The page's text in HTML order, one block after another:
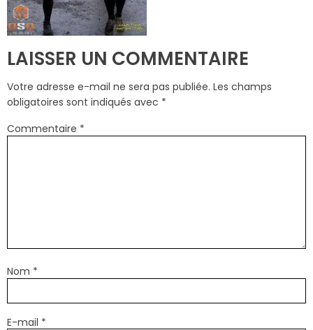
LAISSER UN COMMENTAIRE
Votre adresse e-mail ne sera pas publiée. Les champs
obligatoires sont indiqués avec *
Commentaire *
Nom *
E-mail *